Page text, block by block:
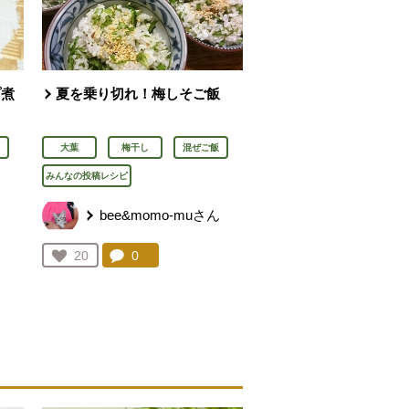
夏を乗り切れ！梅しそご飯
大葉 梅干し 混ぜご飯
みんなの投稿レシピ
bee&momo-muさん
お気に入り登録：
20
人が登録
コメント：
0件。コメントを見る。